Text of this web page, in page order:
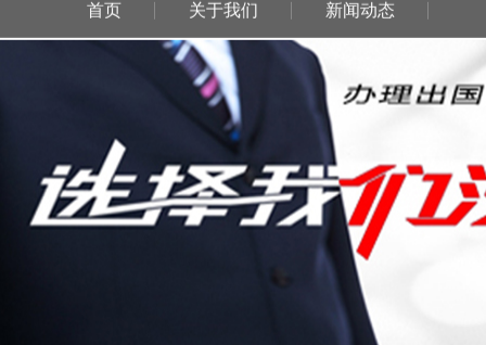
首页 关于我们 新闻动态
环球留学
联系我们